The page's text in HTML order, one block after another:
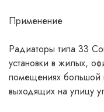
Применение
Радиаторы типа 33
установки в жилых,
помещениях
выходящих на улицу